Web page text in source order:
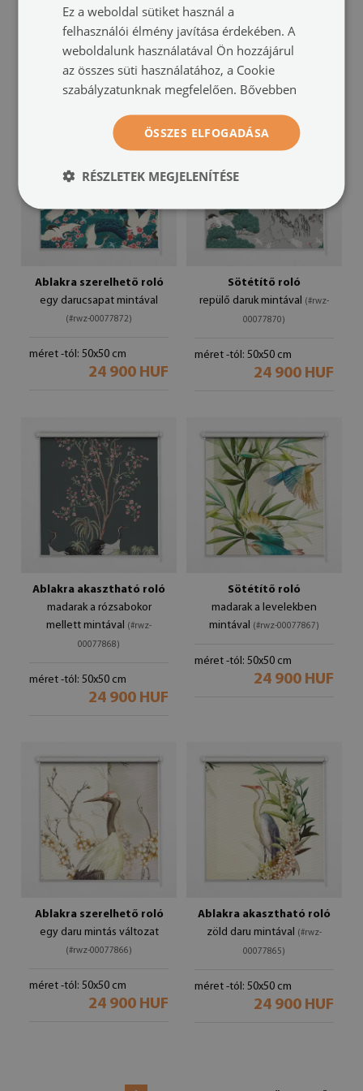
(#rwz-00077875)
méret -tól: 50x50 cm
24 900 HUF
méret -tól: 50x50 cm
24 900 HUF
Ablakra szerelhető roló
egy darucsapat mintával
(#rwz-00077872)
méret -tól: 50x50 cm
24 900 HUF
Sötétítő roló
repülő daruk mintával (#rwz-
00077870)
méret -tól: 50x50 cm
24 900 HUF
Ablakra akasztható roló
madarak a rózsabokor
mellett mintával (#rwz-
00077868)
méret -tól: 50x50 cm
24 900 HUF
Sötétítő roló
madarak a levelekben
mintával (#rwz-00077867)
méret -tól: 50x50 cm
24 900 HUF
Ablakra szerelhető roló
egy daru mintás változat
(#rwz-00077866)
méret -tól: 50x50 cm
24 900 HUF
Ablakra akasztható roló
zöld daru mintával (#rwz-
00077865)
méret -tól: 50x50 cm
24 900 HUF
Ez a weboldal sütiket használ a
felhasználói élmény javítása érdekében. A
weboldalunk használatával Ön hozzájárul
az összes süti használatához, a Cookie
szabályzatunknak megfelelően. Bővebben
ÖSSZES ELFOGADÁSA
RÉSZLETEK MEGJELENÍTÉSE